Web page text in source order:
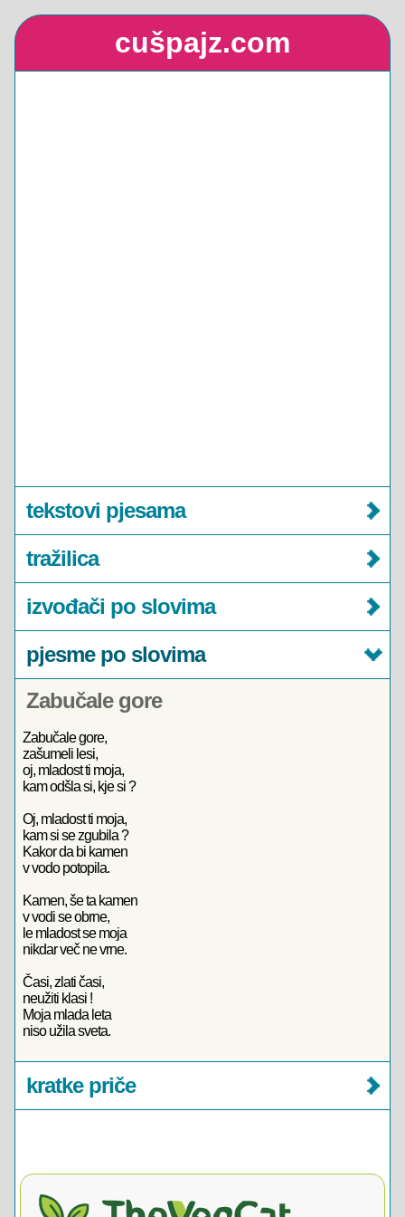
cušpajz.com
tekstovi pjesama
tražilica
izvođači po slovima
pjesme po slovima
Zabučale gore
Zabučale gore,
zašumeli lesi,
oj, mladost ti moja,
kam odšla si, kje si ?
Oj, mladost ti moja,
kam si se zgubila ?
Kakor da bi kamen
v vodo potopila.
Kamen, še ta kamen
v vodi se obrne,
le mladost se moja
nikdar več ne vrne.
Časi, zlati časi,
neužiti klasi !
Moja mlada leta
niso užila sveta.
kratke priče